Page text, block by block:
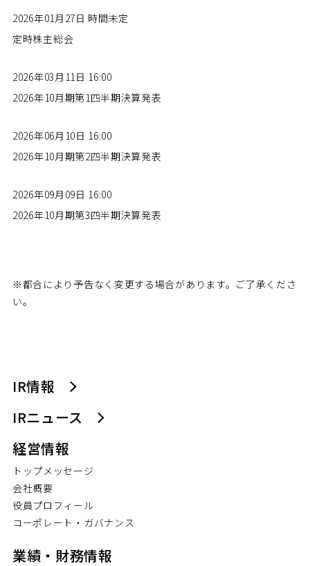
2026年01月27日 時間未定
定時株主総会
2026年03月11日 16:00
2026年10月期第1四半期決算発表
2026年06月10日 16:00
2026年10月期第2四半期決算発表
2026年09月09日 16:00
2026年10月期第3四半期決算発表
※都合により予告なく変更する場合があります。ご了承くださ
い。
IR情報
IRニュース
経営情報
トップメッセージ
会社概要
役員プロフィール
コーポレート・ガバナンス
業績・財務情報